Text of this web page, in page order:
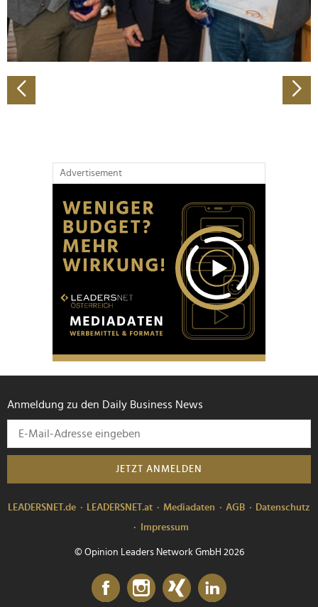
zu können und die Zugriffe auf unsere Website zu
analysieren. Außerdem geben wir Informationen zu Ihrer
Verwendung unserer Website an unsere Partner für
soziale Medien, Werbung und Analysen weiter. Unsere
Partner führen diese Informationen möglicherweise mit
weiteren Daten zusammen, die Sie ihnen bereitgestellt
Advertisement
Anmeldung zu den Daily Business News
JETZT ANMELDEN
LEADERSNET.de LEADERSNET.at Mediadaten AGB
Datenschutz
Impressum
© Opinion Leaders Network GmbH 2026